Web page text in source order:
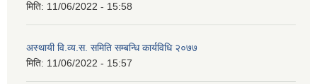
मिति: 11/06/2022 - 15:58
अस्थायी वि.व्य.स. समिति सम्बन्धि कार्यविधि २०७७
मिति: 11/06/2022 - 15:57